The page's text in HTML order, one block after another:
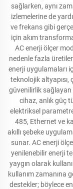
sağlarken, aynı
izlemelerine de
ve frekans gibi
için akım
AC enerji ölçer
nedenle fazla
enerji uygulamaları
teknolojik altyapısı,
güvenilirlik sağlayan
cihaz, anlık güç
elektriksel
485, Ethernet ve
akıllı şebeke
sunar. AC enerji
yenilenebilir enerji
yaygın olarak
kullanım zamanına
destekler; böylece